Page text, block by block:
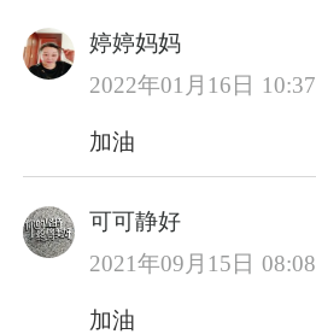
婷婷妈妈
2022年01月16日 10:37
加油
可可静好
2021年09月15日 08:08
加油